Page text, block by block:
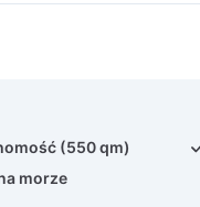
(550 qm)
morze